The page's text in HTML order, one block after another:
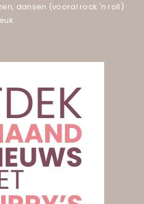
dansen (vooral rock 'n roll)